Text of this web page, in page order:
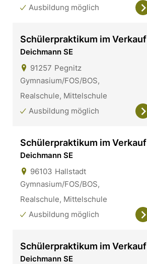
Ausbildung möglich
Schülerpraktikum im Verkauf
Deichmann SE
91257 Pegnitz
Gymnasium/FOS/BOS,
Realschule, Mittelschule
Ausbildung möglich
Schülerpraktikum im Verkauf
Deichmann SE
96103 Hallstadt
Gymnasium/FOS/BOS,
Realschule, Mittelschule
Ausbildung möglich
Schülerpraktikum im Verkauf
Deichmann SE